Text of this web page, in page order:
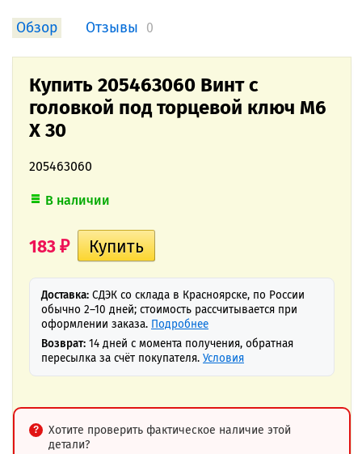
Обзор Отзывы 0
Купить 205463060 Винт с
головкой под торцевой ключ M6
X 30
205463060
В наличии
183 ₽
Доставка: СДЭК со склада в Красноярске, по России
обычно 2–10 дней; стоимость рассчитывается при
оформлении заказа. Подробнее
Возврат: 14 дней с момента получения, обратная
пересылка за счёт покупателя. Условия
Хотите проверить фактическое наличие этой
детали?